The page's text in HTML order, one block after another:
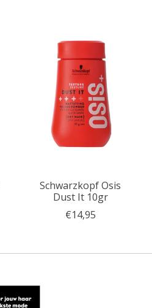
Schwarzkopf Osis
Dust It 10gr
€14,95